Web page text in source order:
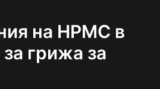
на HPMC в
грижа за